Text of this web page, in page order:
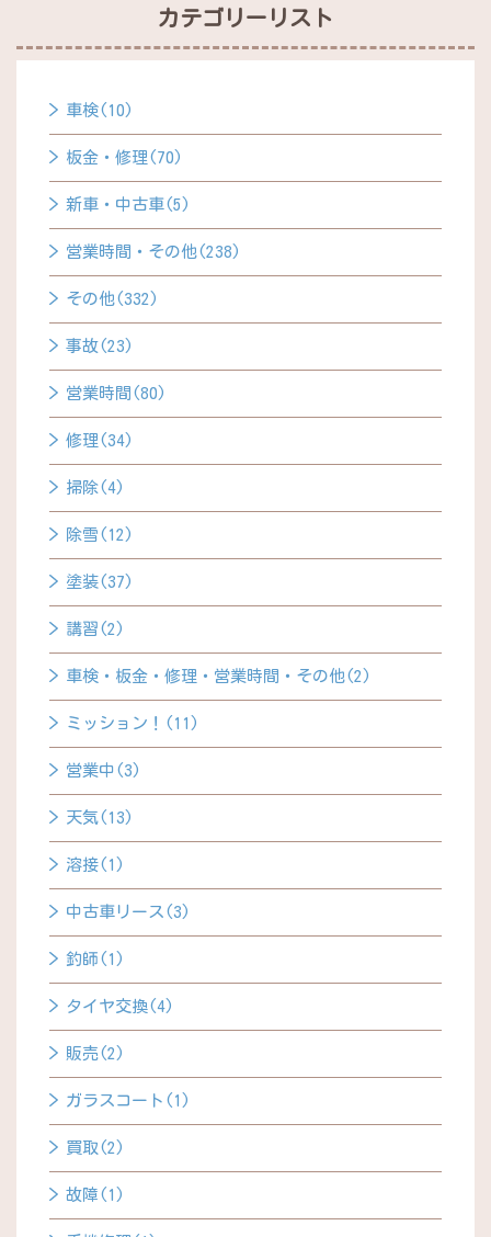
カテゴリーリスト
車検(10)
板金・修理(70)
新車・中古車(5)
営業時間・その他(238)
その他(332)
事故(23)
営業時間(80)
修理(34)
掃除(4)
除雪(12)
塗装(37)
講習(2)
車検・板金・修理・営業時間・その他(2)
ミッション！(11)
営業中(3)
天気(13)
溶接(1)
中古車リース(3)
釣師(1)
タイヤ交換(4)
販売(2)
ガラスコート(1)
買取(2)
故障(1)